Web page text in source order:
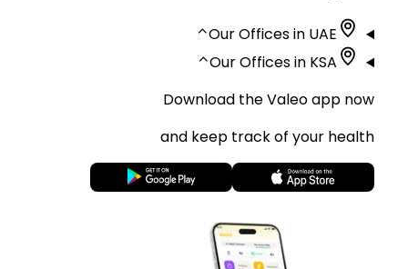
Our Offices in UAE
⌃
Our Offices in KSA
⌃
Download the Valeo app now
and keep track of your health